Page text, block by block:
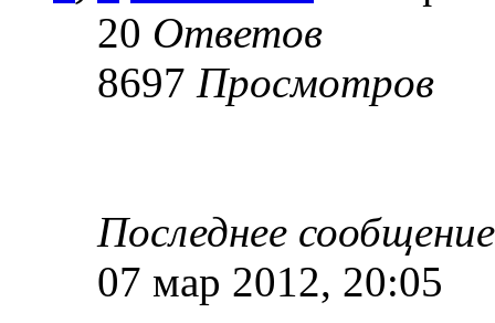
20 Ответов
8697 Просмотров
Последнее
07 мар 2012, 20:05